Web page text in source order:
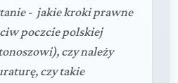
- jakie kroki prawne
poczcie polskiej
czy należy
czy takie